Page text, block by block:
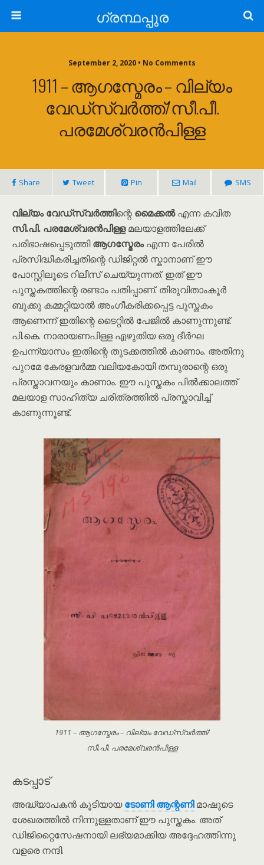
ഗ്രന്ഥപ്പുര
September 2, 2020 • No Comments
1911 – ആഗസ്മേരം – വില്യം
വേഡ്‌സ്‌വർത്ത്/സീ.പീ.
പരമേശ്വരൻപിള്ള
Share Tweet Pin Mail SMS
വില്യം വേഡ്‌സ്‌വർത്തിന്റെ മൈക്കൽഎന്ന കവിത
സി.പി. പരമേശ്വരൻപിള്ളമലയാളത്തിലേക്ക്
പരിഭാഷപ്പെടുത്തിആഗസ്മേരംഎന്ന പേരിൽ
പ്രസിദ്ധീകരിച്ചതിന്റെ ഡിജിറ്റൽ സ്കാനാണ് ഈ
പോസ്റ്റിലൂടെ റിലീസ് ചെയ്യുന്നത്. ഇത് ഈ
പുസ്തകത്തിന്റെ രണ്ടാം പതിപ്പാണ്. തിരുവിതാംകൂർ
ബുക്കു കമ്മറ്റിയാൽ അംഗീകരിക്കപ്പെട്ട പുസ്തകം
ആണെന്ന് ഇതിന്റെ ടൈറ്റിൽ പേജിൽ കാണുന്നുണ്ട്.
പി.കെ. നാരായണപിള്ള എഴുതിയ ഒരു ദീർഘ
ഉപന്ന്യാസം ഇതിന്റെ തുടക്കത്തിൽ കാണാം. അതിനു
പുറമേ കേരളവർമ്മ വലിയകോയി തമ്പുരാന്റെ ഒരു
പ്രസ്താവനയും കാണാം. ഈ പുസ്തകം പിൽക്കാലത്ത്
മലയാള സാഹിത്യ ചരിത്രത്തിൽ പ്രസ്താവിച്ച്
കാണുന്നൂണ്ട്.
1911 – ആഗസ്മേരം – വില്യം വേഡ്‌സ്‌വർത്ത്/
സീ.പീ. പരമേശ്വരൻപിള്ള
കടപ്പാട്
അദ്ധ്യാപകൻ കൂടിയായടോണി ആന്റണിമാഷുടെ
ശേഖരത്തിൽ നിന്നുള്ളതാണ് ഈ പുസ്തകം. അത്
ഡിജിറ്റൈസേഷനായി ലഭ്യമാക്കിയ അദ്ദേഹത്തിന്നു
വളരെ നന്ദി.